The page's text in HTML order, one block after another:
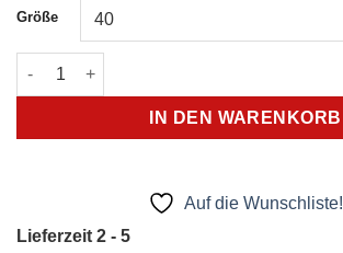
Größe
Leguano Jaspar forester Menge
IN DEN WARENKORB
Auf die Wunschliste!
Lieferzeit 2 - 5